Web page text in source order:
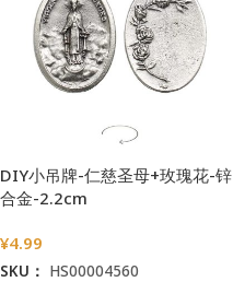
DIY小吊牌-仁慈圣母+玫瑰花-锌
合金-2.2cm
¥4.99
SKU： HS00004560